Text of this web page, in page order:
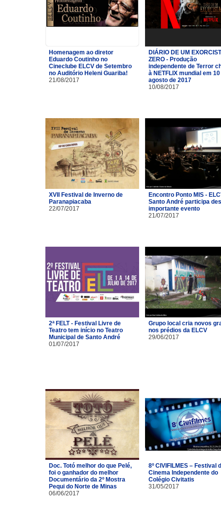
Homenagem ao diretor
Eduardo Coutinho no
Cineclube ELCV de Setembro
no Auditório Heleni Guariba!
21/08/2017
DIÁRIO DE UM
ZERO - Produção
independente de Terror
à NETFLIX mundial em
agosto de 2017
10/08/2017
XVII Festival de Inverno de
Paranapiacaba
22/07/2017
Encontro Ponto MIS -
Santo André participa
importante evento
21/07/2017
2ª FELT - Festival Livre de
Teatro tem início no Teatro
Municipal de Santo André
01/07/2017
Grupo local cria novos
nos prédios da ELCV
29/06/2017
Doc. Totó melhor do que Pelé,
foi o ganhador do melhor
Documentário da 2º Mostra
Pequi do Norte de Minas
06/06/2017
8º CIVIFILMES – Festival
Cinema Independente do
Colégio Civitatis
31/05/2017